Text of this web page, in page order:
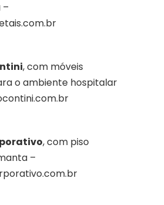
–
, com móveis
o ambiente hospitalar
, com piso
–